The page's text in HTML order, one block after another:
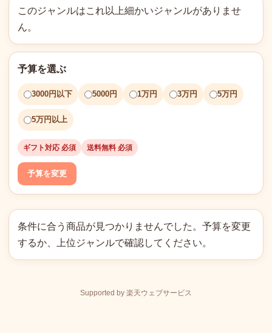
このジャンルはこれ以上細かいジャンルがありませ
ん。
予算を選ぶ
3000円以下 5000円 1万円 3万円 5万円
5万円以上
ギフト対応 必須 送料無料 必須
予算を変更
条件に合う商品が見つかりませんでした。予算を変更
するか、上位ジャンルで確認してください。
Supported by 楽天ウェブサービス